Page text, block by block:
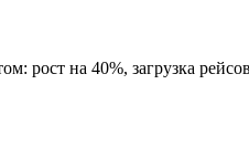
рост на 40%, загрузка